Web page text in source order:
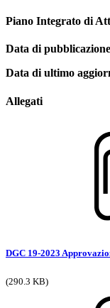
Piano Integrato di
Data di
Data di ultimo
Allegati
DGC 19-2023
(290.3 KB)